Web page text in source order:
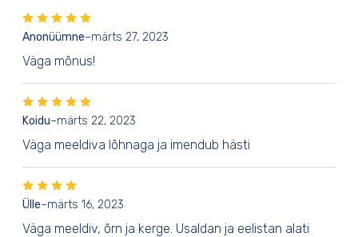
Anonüümne–märts 27, 2023
Väga mõnus!
Koidu–märts 22, 2023
Väga meeldiva lõhnaga ja imendub hästi
Ülle–märts 16, 2023
Väga meeldiv, õrn ja kerge. Usaldan ja eelistan alati